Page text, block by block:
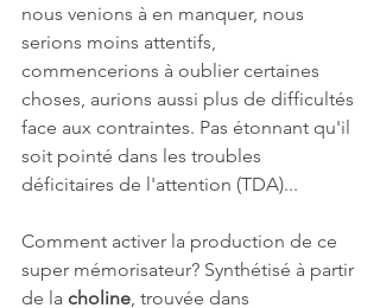
nous venions à en manquer, nous
serions moins attentifs,
commencerions à oublier certaines
choses, aurions aussi plus de difficultés
face aux contraintes. Pas étonnant qu'il
soit pointé dans les troubles
déficitaires de l'attention (TDA)...
Comment activer la production de ce
super mémorisateur? Synthétisé à partir
de la choline , trouvée dans